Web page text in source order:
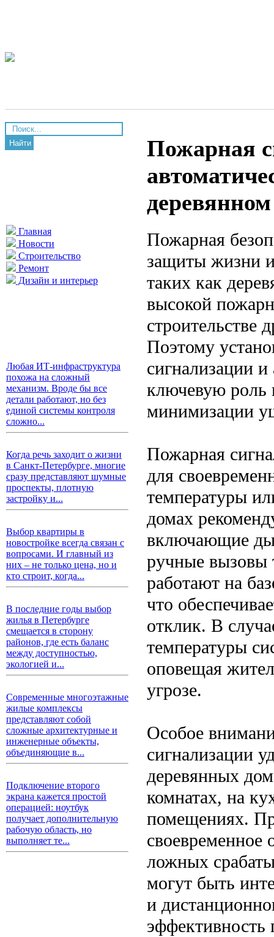
Найти
Главная
Новости
Строительство
Ремонт
Дизайн и интерьер
Любая ИТ-инфраструктура
похожа на сложный
механизм. Вроде бы все
детали работают, но без
единой системы контроля
сложно...
Когда речь заходит о жизни
в Санкт-Петербурге, многие
сразу представляют шумные
проспекты, плотную
застройку и...
Выбор квартиры в
новостройке всегда связан с
вопросами. И главный из
них – не только цена, но и
кто строит, когда...
В последние годы выбор
жилья в Петербурге
смещается в сторону
районов, где есть баланс
между доступностью,
экологией и...
Современные многоэтажные
жилые комплексы
представляют собой
сложные архитектурные и
инженерные объекты,
объединяющие в...
Подключение второго
экрана кажется простой
операцией: ноутбук
получает дополнительную
рабочую область, но
выполняет те...
Пожарная
Пожарная
защиты жизни
таких как
высокой
строительстве
Поэтому
сигнализации
ключевую роль
минимизации
Пожарная
для
температуры
домах
включающие
ручные вызовы
работают на
что
отклик. В
температуры
оповещая
угрозе.
Особое
сигнализации
деревянных
комнатах, на
помещениях.
своевременное
ложных
могут быть
и
эффективность